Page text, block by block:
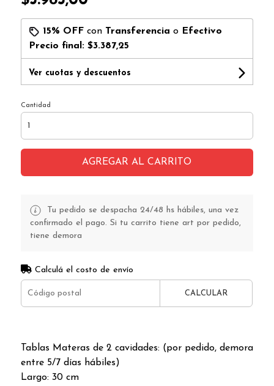
15% OFFcon Transferencia o Efectivo
Precio final: $3.387,25
Ver cuotas y descuentos
Cantidad
AGREGAR AL CARRITO
Tu pedido se despacha 24/48 hs hábiles, una vez
confirmado el pago. Si tu carrito tiene art por pedido,
tiene demora
Calculá el costo de envío
CALCULAR
Tablas Materas de 2 cavidades: (por pedido, demora
entre 5/7 días hábiles)
Largo: 30 cm